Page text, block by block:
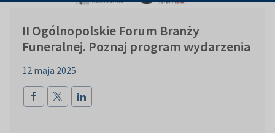
II Ogólnopolskie Forum Branży
Funeralnej. Poznaj program wydarzenia
12 maja 2025